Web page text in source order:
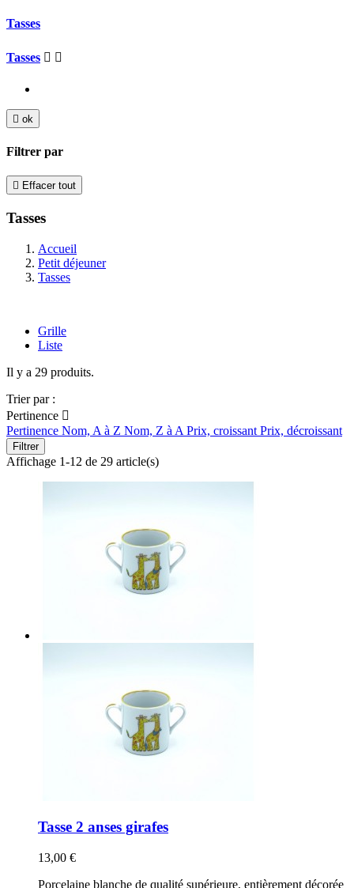
Tasses
Tasses  
 ok
Filtrer par
 Effacer tout
Tasses
Accueil
Petit déjeuner
Tasses
Grille
Liste
Il y a 29 produits.
Trier par :
Pertinence 
Pertinence Nom, A à Z Nom, Z à A Prix, croissant Prix, décroissant
Filtrer
Affichage 1-12 de 29 article(s)
Tasse 2 anses girafes
13,00 €
Porcelaine blanche de qualité supérieure, entièrement décorée